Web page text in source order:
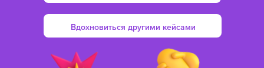
Вдохновиться другими кейсами